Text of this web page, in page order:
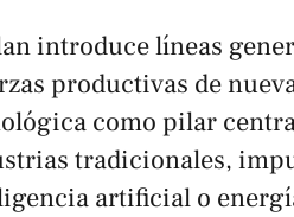
introduce líneas
productivas de
como pilar
tradicionales,
artificial o